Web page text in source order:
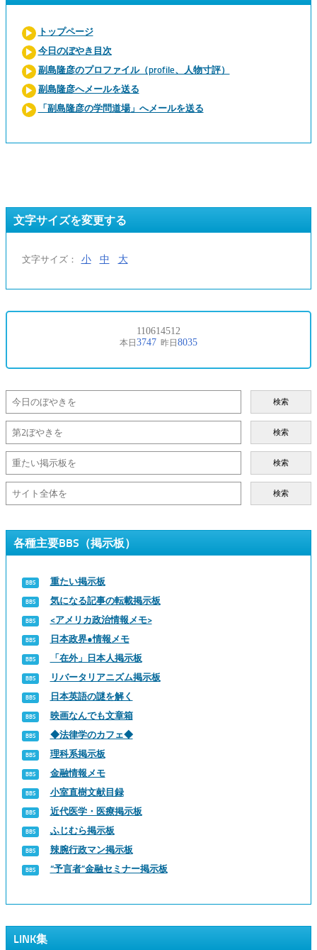
トップページ
今日のぼやき目次
副島隆彦のプロファイル（profile、人物寸評）
副島隆彦へメールを送る
「副島隆彦の学問道場」へメールを送る
文字サイズを変更する
文字サイズ： 小 中 大
検索
検索
検索
検索
各種主要BBS（掲示板）
重たい掲示板
気になる記事の転載掲示板
<アメリカ政治情報メモ>
日本政界●情報メモ
「在外」日本人掲示板
リバータリアニズム掲示板
日本英語の謎を解く
映画なんでも文章箱
◆法律学のカフェ◆
理科系掲示板
金融情報メモ
小室直樹文献目録
近代医学・医療掲示板
ふじむら掲示板
辣腕行政マン掲示板
“予言者”金融セミナー掲示板
LINK集